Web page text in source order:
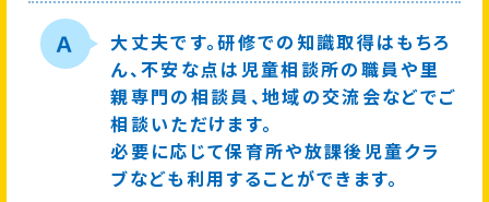
Ａ
大丈夫です。研修での知識取得はもちろ
ん、不安な点は児童相談所の職員や里
親専門の相談員、地域の交流会などでご
相談いただけます。
必要に応じて保育所や放課後児童クラ
ブなども利用することができます。